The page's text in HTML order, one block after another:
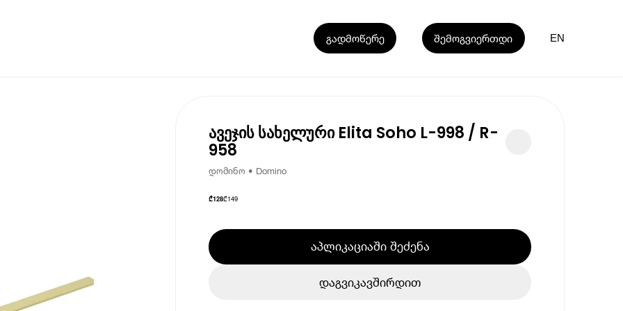
გადმოწერე შემოგვიერთდი EN
ავეჯის სახელური Elita Soho L-998 / R-
958
დომინო • Domino
₾128₾149
აპლიკაციაში შეძენა
დაგვიკავშირდით